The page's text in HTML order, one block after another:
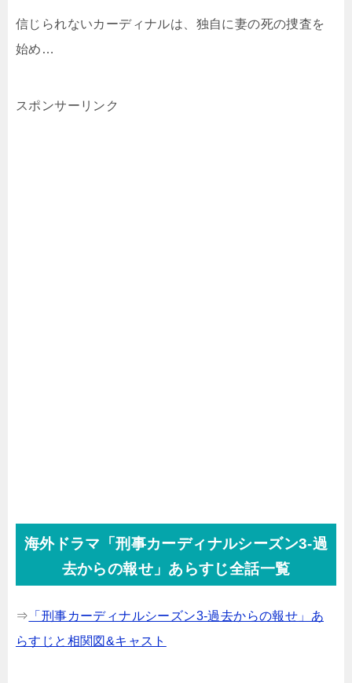
信じられないカーディナルは、独自に妻の死の捜査を
始め…
スポンサーリンク
海外ドラマ「刑事カーディナルシーズン3-過
去からの報せ」あらすじ全話一覧
⇒ 「刑事カーディナルシーズン3-過去からの報せ」あ
らすじと相関図&キャスト